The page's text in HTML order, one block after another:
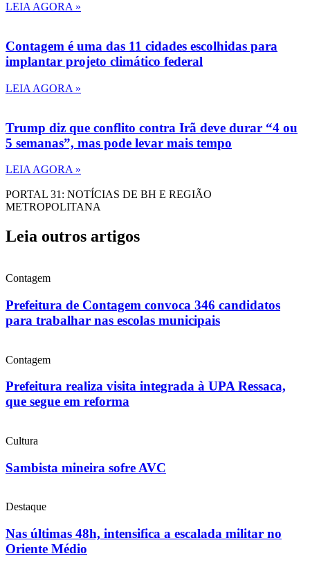
LEIA AGORA »
Contagem é uma das 11 cidades escolhidas para
implantar projeto climático federal
LEIA AGORA »
Trump diz que conflito contra Irã deve durar “4 ou
5 semanas”, mas pode levar mais tempo
LEIA AGORA »
PORTAL 31: NOTÍCIAS DE BH E REGIÃO
METROPOLITANA
Leia outros artigos
Contagem
Prefeitura de Contagem convoca 346 candidatos
para trabalhar nas escolas municipais
Contagem
Prefeitura realiza visita integrada à UPA Ressaca,
que segue em reforma
Cultura
Sambista mineira sofre AVC
Destaque
Nas últimas 48h, intensifica a escalada militar no
Oriente Médio